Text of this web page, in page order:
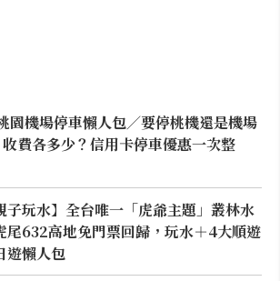
園機場停車懶人包／要停桃機還是機場
費各多少？信用卡停車優惠一次整
子玩水】全台唯一「虎爺主題」叢林水
尾632高地免門票回歸，玩水＋4大順遊
遊懶人包